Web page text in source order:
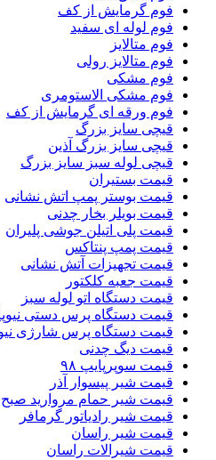
فوم گرمایش از کف
فوم لوله ای سفید
فوم متالایز
فوم متالایز رولی
فوم مشکی
فوم مشکی الاستومری
فوم ورقه ای گرمایش از کف
قیچی سایز بزرگ
قیچی سایز بزرگ آذین
قیچی لوله سبز سایز بزرگ
قیمت بستیران
قیمت بوستر پمپ اتش نشانی
قیمت بویلر بخار چدنی
قیمت پلی اتیلن جوشی پلیران
قیمت پمپ پنتاکس
قیمت تجهیزات آتش نشانی
قیمت جعبه کلکتور
قیمت دستگاه اتو لوله سبز
قیمت دستگاه پرس دستی
قیمت دستگاه پرس شارژی
قیمت دیگ چدنی
قیمت سوپرپایپ ۹۸
قیمت شیر پیسوار آذر
قیمت شیر حمام مروارید صبح
قیمت شیر رادیاتور گرمافر
قیمت شیر راسان
قیمت شیرالات راسان